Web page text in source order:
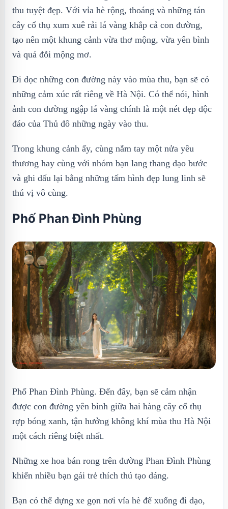
thu tuyệt đẹp. Với vỉa hè rộng, thoáng và những tán
cây cổ thụ xum xuê rải lá vàng khắp cả con đường,
tạo nên một khung cảnh vừa thơ mộng, vừa yên bình
và quá đỗi mộng mơ.
Đi dọc những con đường này vào mùa thu, bạn sẽ có
những cảm xúc rất riêng về Hà Nội. Có thể nói, hình
ảnh con đường ngập lá vàng chính là một nét đẹp độc
đáo của Thủ đô những ngày vào thu.
Trong khung cảnh ấy, cùng nắm tay một nửa yêu
thương hay cùng với nhóm bạn lang thang dạo bước
và ghi dấu lại bằng những tấm hình đẹp lung linh sẽ
thú vị vô cùng.
Phố Phan Đình Phùng
Phố Phan Đình Phùng. Đến đây, bạn sẽ cảm nhận
được con đường yên bình giữa hai hàng cây cổ thụ
rợp bóng xanh, tận hưởng không khí mùa thu Hà Nội
một cách riêng biệt nhất.
Những xe hoa bán rong trên đường Phan Đình Phùng
khiến nhiều bạn gái trẻ thích thú tạo dáng.
Bạn có thể dựng xe gọn nơi vỉa hè để xuống đi dạo,